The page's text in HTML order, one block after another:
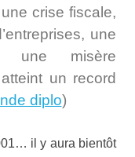
crise fiscale,
une
une misère
un record
diplo)
il y aura bientôt